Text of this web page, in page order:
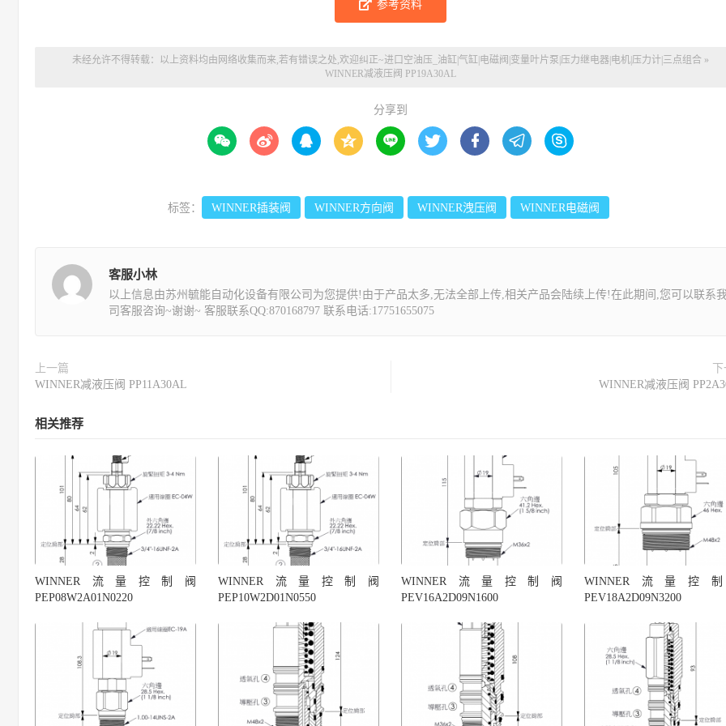
参考资料
未经允许不得转载：以上资料均由网络收集而来,若有错误之处,欢迎纠正~进口空油压_油缸|气缸|电磁阀|变量叶片泵|压力继电器|电机|压力计|三点组合 »
WINNER减液压阀 PP19A30AL
分享到
        
标签： WINNER插装阀 WINNER方向阀 WINNER洩压阀 WINNER电磁阀
客服小林
以上信息由苏州毓能自动化设备有限公司为您提供!由于产品太多,无法全部上传,相关产品会陆续上传!在此期间,您可以联系
司客服咨询~谢谢~ 客服联系QQ:870168797 联系电话:17751655075
上一篇
WINNER减液压阀 PP11A30AL
WINNER减液压阀
相关推荐
WINNER流量控制阀
PEP08W2A01N0220
WINNER流量控制阀
PEP10W2D01N0550
WINNER流量控制阀
PEV16A2D09N1600
WINNER流量控
PEV18A2D09N3200